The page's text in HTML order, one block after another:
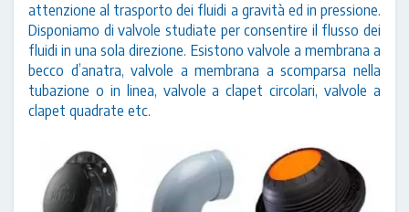
attenzione al trasporto dei fluidi a gravità ed in pressione.
Disponiamo di valvole studiate per consentire il flusso dei
fluidi in una sola direzione. Esistono valvole a membrana a
becco d’anatra, valvole a membrana a scomparsa nella
tubazione o in linea, valvole a clapet circolari, valvole a
clapet quadrate etc.